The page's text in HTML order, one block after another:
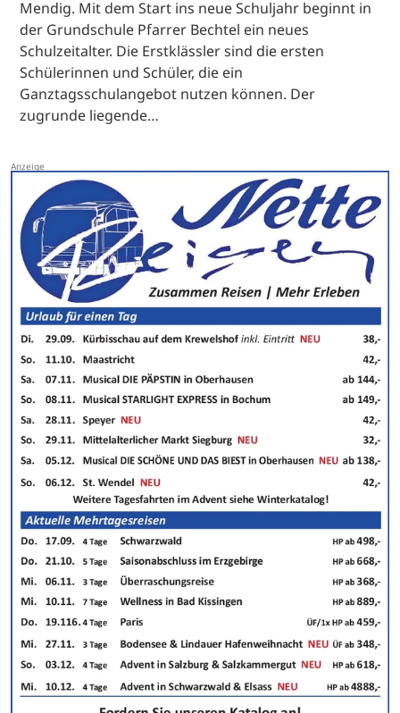
Mendig. Mit dem Start ins neue Schuljahr beginnt in
der Grundschule Pfarrer Bechtel ein neues
Schulzeitalter. Die Erstklässler sind die ersten
Schülerinnen und Schüler, die ein
Ganztagsschulangebot nutzen können. Der
zugrunde liegende…